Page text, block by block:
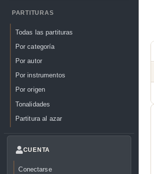
PARTITURAS
Todas las partituras
Por categoría
Por autor
Por instrumentos
Por origen
Tonalidades
Partitura al azar
CUENTA
Conectarse